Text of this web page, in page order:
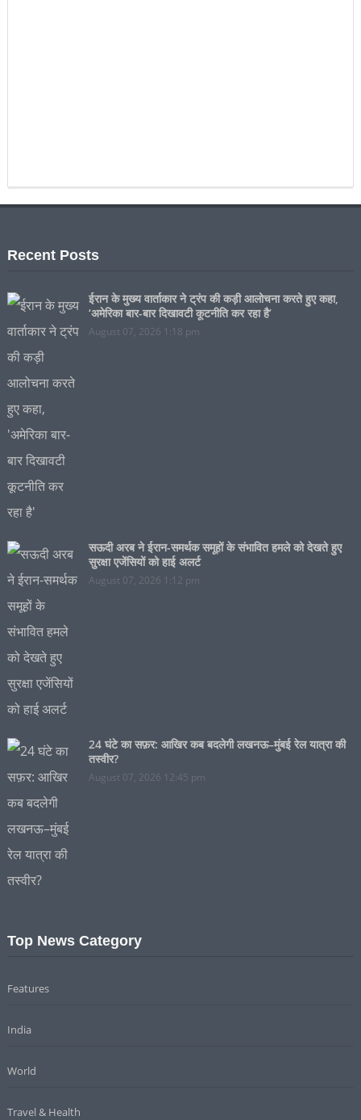
Recent Posts
ईरान के मुख्य वार्ताकार ने ट्रंप की कड़ी आलोचना करते हुए कहा,
‘अमेरिका बार-बार दिखावटी कूटनीति कर रहा है’
August 07, 2026 1:18 pm
सऊदी अरब ने ईरान-समर्थक समूहों के संभावित हमले को देखते हुए
सुरक्षा एजेंसियों को हाई अलर्ट
August 07, 2026 1:12 pm
24 घंटे का सफ़र: आखिर कब बदलेगी लखनऊ–मुंबई रेल यात्रा की
तस्वीर?
August 07, 2026 12:45 pm
Top News Category
Features
India
World
Travel & Health